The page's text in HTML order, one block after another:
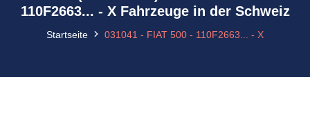
110F2663... - X Fahrzeuge in der Schweiz
Startseite 031041 - FIAT 500 - 110F2663... - X